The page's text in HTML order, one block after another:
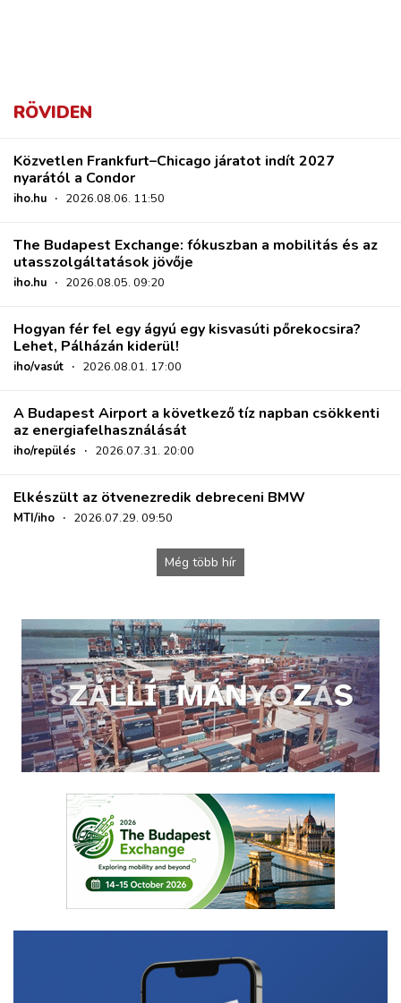
RÖVIDEN
Közvetlen Frankfurt–Chicago járatot indít 2027
nyarától a Condor
iho.hu · 2026.08.06. 11:50
The Budapest Exchange: fókuszban a mobilitás és az
utasszolgáltatások jövője
iho.hu · 2026.08.05. 09:20
Hogyan fér fel egy ágyú egy kisvasúti pőrekocsira?
Lehet, Pálházán kiderül!
iho/vasút · 2026.08.01. 17:00
A Budapest Airport a következő tíz napban csökkenti
az energiafelhasználását
iho/repülés · 2026.07.31. 20:00
Elkészült az ötvenezredik debreceni BMW
MTI/iho · 2026.07.29. 09:50
Még több hír